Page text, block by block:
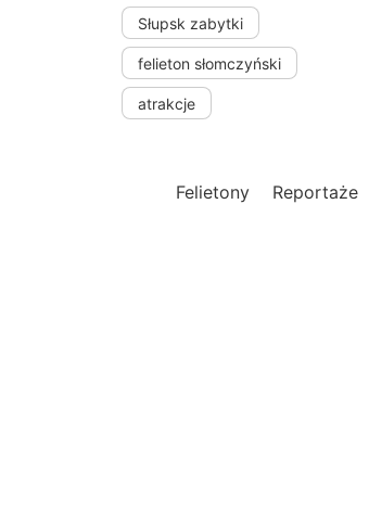
Słupsk zabytki
felieton słomczyński
atrakcje
Felietony Reportaże